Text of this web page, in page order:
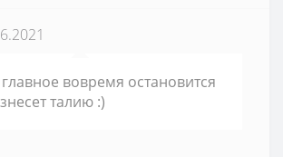
вовремя остановится
талию :)